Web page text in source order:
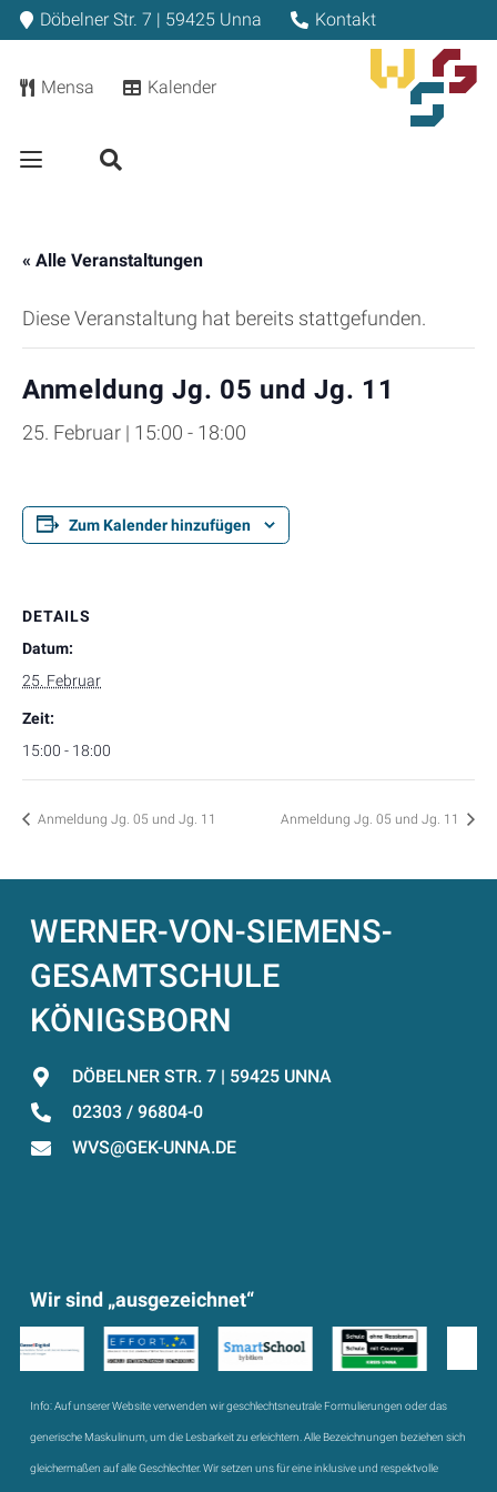
Döbelner Str. 7 | 59425 Unna Kontakt
Mensa Kalender
« Alle Veranstaltungen
Diese Veranstaltung hat bereits stattgefunden.
Anmeldung Jg. 05 und Jg. 11
25. Februar | 15:00 - 18:00
Zum Kalender hinzufügen
DETAILS
Datum:
25. Februar
Zeit:
15:00 - 18:00
Anmeldung Jg. 05 und Jg. 11 Anmeldung Jg. 05 und Jg. 11
WERNER-VON-SIEMENS-
GESAMTSCHULE
KÖNIGSBORN
DÖBELNER STR. 7 | 59425 UNNA
02303 / 96804-0
WVS@GEK-UNNA.DE
Wir sind „ausgezeichnet“
Info:Auf unserer Website verwenden wir geschlechtsneutrale Formulierungen oder das
generische Maskulinum, um die Lesbarkeit zu erleichtern. Alle Bezeichnungen beziehen sich
gleichermaßen auf alle Geschlechter. Wir setzen uns für eine inklusive und respektvolle